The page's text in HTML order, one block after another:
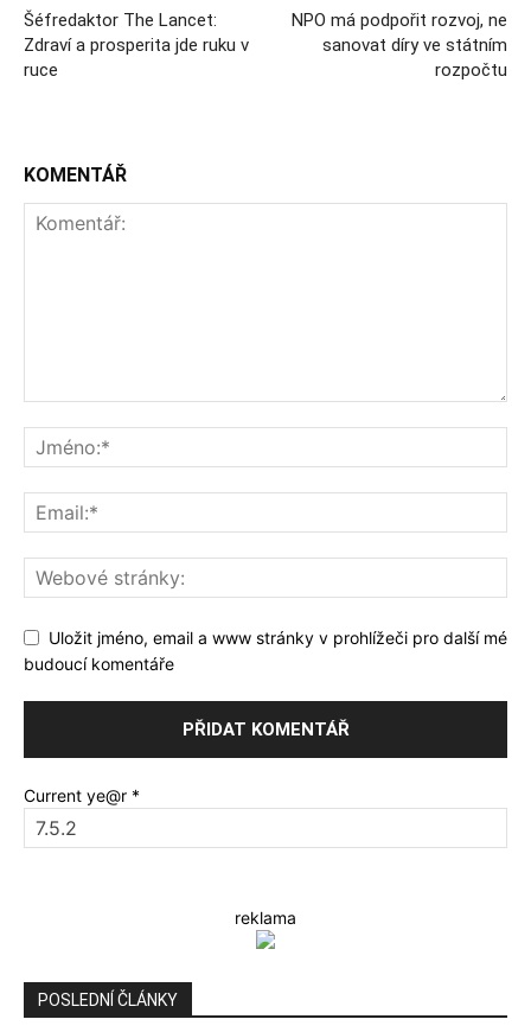
Šéfredaktor The Lancet:
Zdraví a prosperita jde ruku v
ruce
NPO má podpořit rozvoj, ne
sanovat díry ve státním
rozpočtu
KOMENTÁŘ
Uložit jméno, email a www stránky v prohlížeči pro další mé
budoucí komentáře
Current ye@r *
reklama
POSLEDNÍ ČLÁNKY